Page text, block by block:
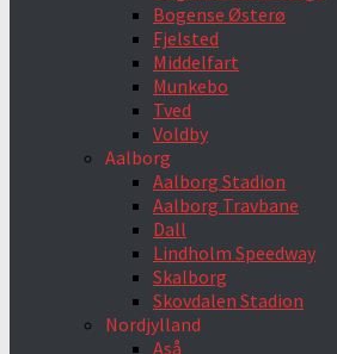
Bogense Østerø
Fjelsted
Middelfart
Munkebo
Tved
Voldby
Aalborg
Aalborg Stadion
Aalborg Travbane
Dall
Lindholm Speedway
Skalborg
Skovdalen Stadion
Nordjylland
Aså